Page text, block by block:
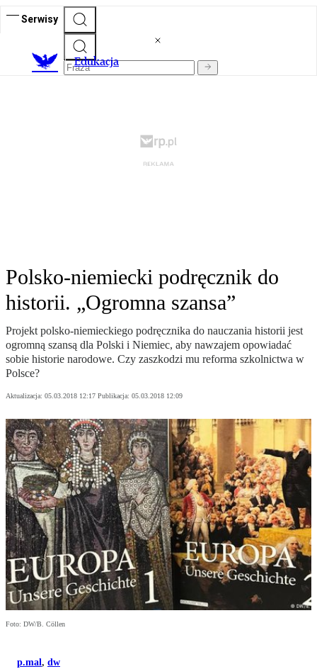
Serwisy
Edukacja
Polsko-niemiecki podręcznik do
historii. „Ogromna szansa”
Projekt polsko-niemieckiego podręcznika do nauczania historii jest
ogromną szansą dla Polski i Niemiec, aby nawzajem opowiadać
sobie historie narodowe. Czy zaszkodzi mu reforma szkolnictwa w
Polsce?
Aktualizacja: 05.03.2018 12:17 Publikacja: 05.03.2018 12:09
Foto: DW/B. Cöllen
p.mal, dw